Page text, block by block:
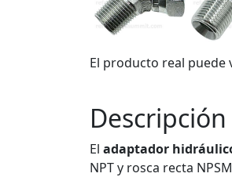
El producto real
Descripción
El adaptador
NPT y rosca recta